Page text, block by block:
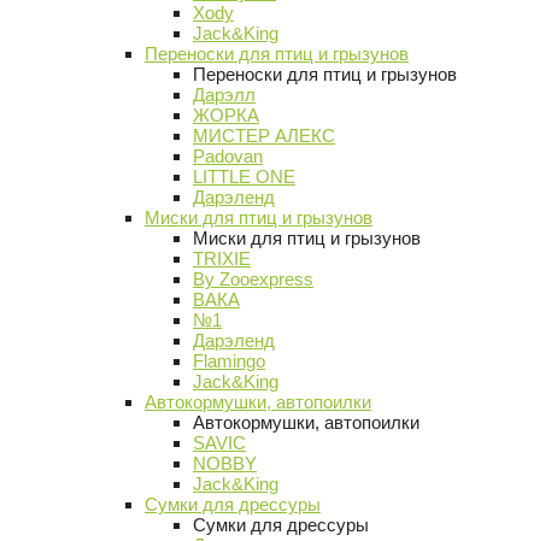
Xody
Jack&King
Переноски для птиц и грызунов
Переноски для птиц и грызунов
Дарэлл
ЖОРКА
МИСТЕР АЛЕКС
Padovan
LITTLE ONE
Дарэленд
Миски для птиц и грызунов
Миски для птиц и грызунов
TRIXIE
By Zooexpress
ВАКА
№1
Дарэленд
Flamingo
Jack&King
Автокормушки, автопоилки
Автокормушки, автопоилки
SAVIC
NOBBY
Jack&King
Сумки для дрессуры
Сумки для дрессуры